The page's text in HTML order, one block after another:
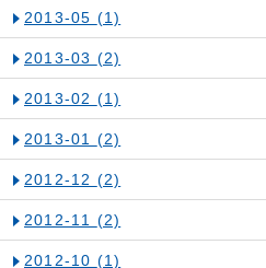
2013-05 (1)
2013-03 (2)
2013-02 (1)
2013-01 (2)
2012-12 (2)
2012-11 (2)
2012-10 (1)